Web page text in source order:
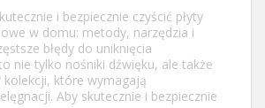
i bezpiecznie czyścić płyty
w domu: metody, narzędzia i
błędy do uniknięcia
nie tylko nośniki dźwięku, ale także
kolekcji, które wymagają
Aby skutecznie i bezpiecznie